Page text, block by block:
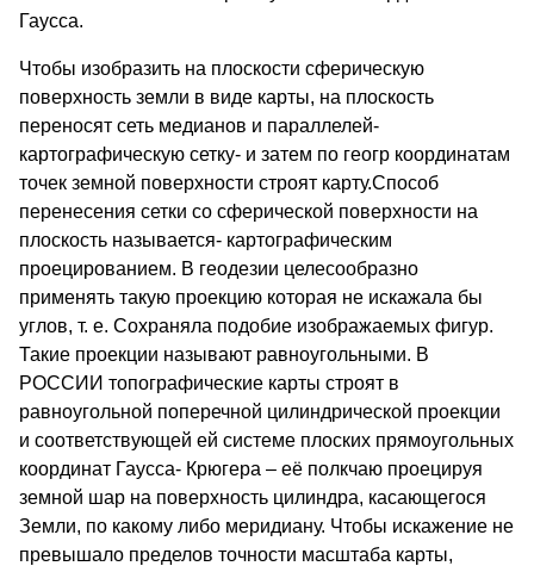
Гаусса.
Чтобы изобразить на плоскости сферическую
поверхность земли в виде карты, на плоскость
переносят сеть медианов и параллелей-
картографическую сетку- и затем по геогр координатам
точек земной поверхности строят карту.Способ
перенесения сетки со сферической поверхности на
плоскость называется- картографическим
проецированием. В геодезии целесообразно
применять такую проекцию которая не искажала бы
углов, т. е. Сохраняла подобие изображаемых фигур.
Такие проекции называют равноугольными. В
РОССИИ топографические карты строят в
равноугольной поперечной цилиндрической проекции
и соответствующей ей системе плоских прямоугольных
координат Гаусса- Крюгера – её полкчаю проецируя
земной шар на поверхность цилиндра, касающегося
Земли, по какому либо меридиану. Чтобы искажение не
превышало пределов точности масштаба карты,